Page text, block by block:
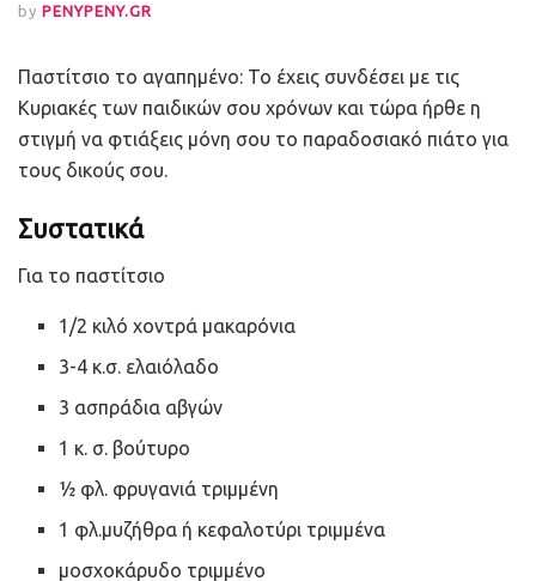
by PENYPENY.GR
Παστίτσιο το αγαπημένο: Το έχεις συνδέσει με τις
Κυριακές των παιδικών σου χρόνων και τώρα ήρθε η
στιγμή να φτιάξεις μόνη σου το παραδοσιακό πιάτο για
τους δικούς σου.
Συστατικά
Για το παστίτσιο
1/2 κιλό χοντρά μακαρόνια
3-4 κ.σ. ελαιόλαδο
3 ασπράδια αβγών
1 κ. σ. βούτυρο
½ φλ. φρυγανιά τριμμένη
1 φλ.μυζήθρα ή κεφαλοτύρι τριμμένα
μοσχοκάρυδο τριμμένο